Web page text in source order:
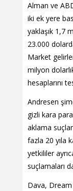
Alman ve
iki ek yere
yaklaşık 1,7
23.000
Market
milyon
hesaplarını
Andresen
gizli kara
aklama
fazla 20 yıla
yetkililer
suçlamaları
Dava,